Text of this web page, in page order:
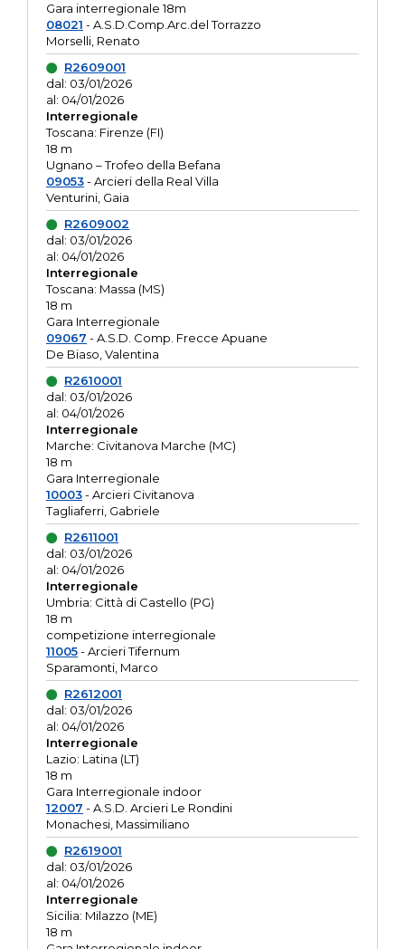
Gara interregionale 18m
08021 - A.S.D.Comp.Arc.del Torrazzo
Morselli, Renato
R2609001
dal: 03/01/2026
al: 04/01/2026
Interregionale
Toscana: Firenze (FI)
18 m
Ugnano – Trofeo della Befana
09053- Arcieri della Real Villa
Venturini, Gaia
R2609002
dal: 03/01/2026
al: 04/01/2026
Interregionale
Toscana: Massa (MS)
18 m
Gara Interregionale
09067 - A.S.D. Comp. Frecce Apuane
De Biaso, Valentina
R2610001
dal: 03/01/2026
al: 04/01/2026
Interregionale
Marche: Civitanova Marche (MC)
18 m
Gara Interregionale
10003- Arcieri Civitanova
Tagliaferri, Gabriele
R2611001
dal: 03/01/2026
al: 04/01/2026
Interregionale
Umbria: Città di Castello (PG)
18 m
competizione interregionale
11005- Arcieri Tifernum
Sparamonti, Marco
R2612001
dal: 03/01/2026
al: 04/01/2026
Interregionale
Lazio: Latina (LT)
18 m
Gara Interregionale indoor
12007 - A.S.D. Arcieri Le Rondini
Monachesi, Massimiliano
R2619001
dal: 03/01/2026
al: 04/01/2026
Interregionale
Sicilia: Milazzo (ME)
18 m